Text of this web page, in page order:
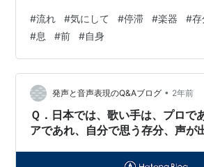
#流れ #気にして #停滞 #楽器 #存
#息 #前 #自身
発声と音声表現のQ&Aブログ • 2年前
Ｑ．日本では、歌い手は、プロで
アであれ、自分で思う存分、声が